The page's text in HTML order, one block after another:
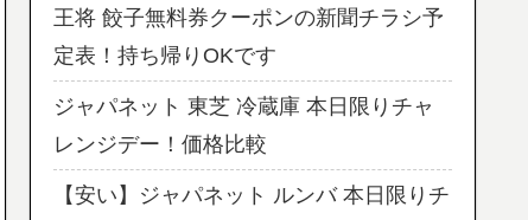
王将 餃子無料券クーポンの新聞チラシ予
定表！持ち帰りOKです
ジャパネット 東芝 冷蔵庫 本日限りチャ
レンジデー！価格比較
【安い】ジャパネット ルンバ 本日限りチ